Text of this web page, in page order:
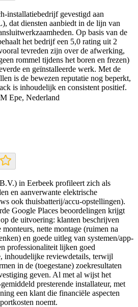
installatiebedrijf gevestigd aan
dat diensten aanbiedt in de lijn van
Op basis van de
het bedrijf een 5,0 rating uit 2
tevreden zijn over de afwerking,
rommel tijdens het boren en frezen)
en geïnstalleerde werk. Met de
is de bewezen reputatie nog beperkt,
is inhoudelijk en consistent positief.
Epe, Nederland
in Eerbeek profileert zich als
en aanverwante elektrische
ook thuisbatterij/accu-opstellingen).
Google Places beoordelingen krijgt
de uitvoering: klanten beschrijven
nette montage (ruimen na
en goede uitleg van systemen/app-
professionaliteit lijken goed
inhoudelijke reviewdetails, terwijl
in de (toegestane) zoekresultaten
geven. Al met al wijst het
presterende installateur, met
een klant die financiële aspecten
noemt.